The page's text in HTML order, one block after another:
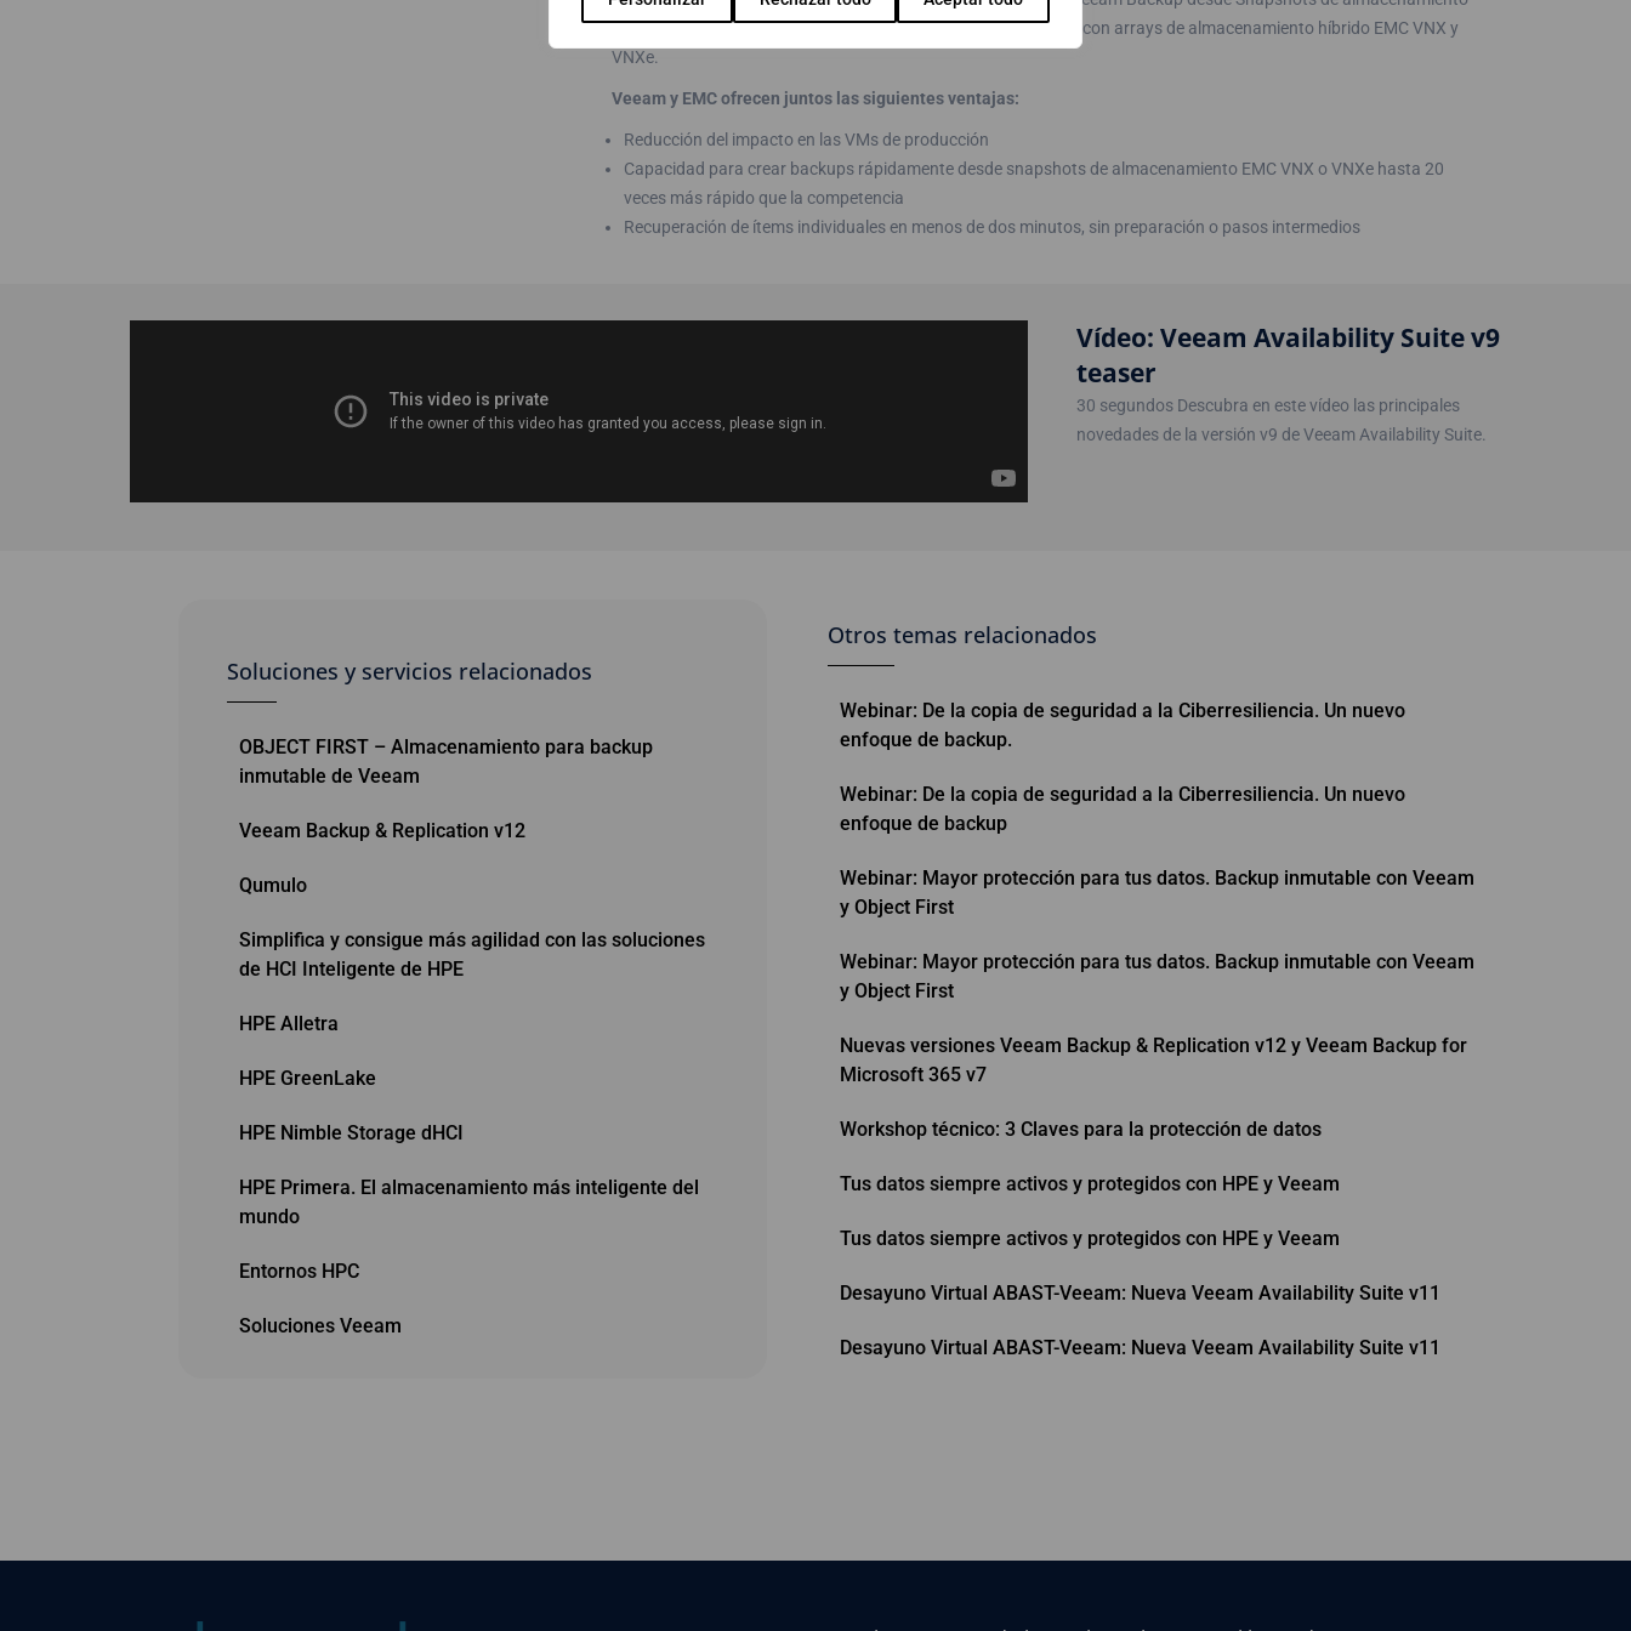
y Veeam Explorer™ para Storage Snapshots – ahora integrado con arrays de almacenamiento híbrido EMC VNX y
VNXe.
Veeam y EMC ofrecen juntos las siguientes ventajas:
Reducción del impacto en las VMs de producción
Capacidad para crear backups rápidamente desde snapshots de almacenamiento EMC VNX o VNXe hasta 20
veces más rápido que la competencia
Recuperación de ítems individuales en menos de dos minutos, sin preparación o pasos intermedios
Vídeo: Veeam Availability Suite v9
teaser
30 segundos Descubra en este vídeo las principales
novedades de la versión v9 de Veeam Availability Suite.
Soluciones y servicios relacionados
OBJECT FIRST – Almacenamiento para backup
inmutable de Veeam
Veeam Backup & Replication v12
Qumulo
Simplifica y consigue más agilidad con las soluciones
de HCI Inteligente de HPE
HPE Alletra
HPE GreenLake
HPE Nimble Storage dHCI
HPE Primera. El almacenamiento más inteligente del
mundo
Entornos HPC
Soluciones Veeam
Otros temas relacionados
Webinar: De la copia de seguridad a la Ciberresiliencia. Un nuevo
enfoque de backup.
Webinar: De la copia de seguridad a la Ciberresiliencia. Un nuevo
enfoque de backup
Webinar: Mayor protección para tus datos. Backup inmutable con Veeam
y Object First
Webinar: Mayor protección para tus datos. Backup inmutable con Veeam
y Object First
Nuevas versiones Veeam Backup & Replication v12 y Veeam Backup for
Microsoft 365 v7
Workshop técnico: 3 Claves para la protección de datos
Tus datos siempre activos y protegidos con HPE y Veeam
Tus datos siempre activos y protegidos con HPE y Veeam
Desayuno Virtual ABAST-Veeam: Nueva Veeam Availability Suite v11
Desayuno Virtual ABAST-Veeam: Nueva Veeam Availability Suite v11